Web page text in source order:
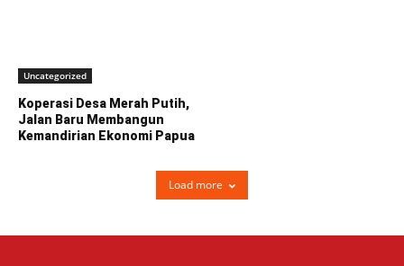
Uncategorized
Koperasi Desa Merah Putih,
Jalan Baru Membangun
Kemandirian Ekonomi Papua
Load more